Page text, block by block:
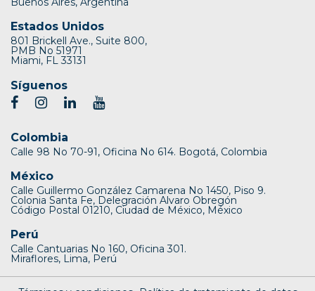
Estados Unidos
801 Brickell Ave., Suite 800,
PMB No 51971
Miami, FL 33131
Síguenos
Colombia
Calle 98 No 70-91, Oficina No 614. Bogotá, Colombia
México
Calle Guillermo González Camarena No 1450, Piso 9.
Colonia Santa Fe, Delegración Alvaro Obregón
Código Postal 01210, Ciudad de México, México
Perú
Calle Cantuarias No 160, Oficina 301.
Miraflores, Lima, Perú